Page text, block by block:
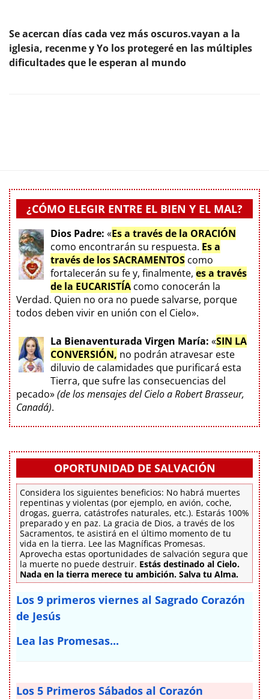
Se acercan días cada vez más oscuros.vayan a la
iglesia, recenme y Yo los protegeré en las múltiples
dificultades que le esperan al mundo
¿CÓMO ELEGIR ENTRE EL BIEN Y EL MAL?
Dios Padre: «Es a través de la ORACIÓN
como encontrarán su respuesta. Es a
través de los SACRAMENTOS como
fortalecerán su fe y, finalmente, es a través
de la EUCARISTÍA como conocerán la
Verdad. Quien no ora no puede salvarse, porque
todos deben vivir en unión con el Cielo».
La Bienaventurada Virgen María: «SIN LA
CONVERSIÓN, no podrán atravesar este
diluvio de calamidades que purificará esta
Tierra, que sufre las consecuencias del
pecado»(de los mensajes del Cielo a Robert Brasseur,
Canadá).
OPORTUNIDAD DE SALVACIÓN
Considera los siguientes beneficios: No habrá muertes
repentinas y violentas (por ejemplo, en avión, coche,
drogas, guerra, catástrofes naturales, etc.). Estarás 100%
preparado y en paz. La gracia de Dios, a través de los
Sacramentos, te asistirá en el último momento de tu
vida en la tierra. Lee las Magníficas Promesas.
Aprovecha estas oportunidades de salvación segura que
la muerte no puede destruir. Estás destinado al Cielo.
Nada en la tierra merece tu ambición. Salva tu Alma.
Los 9 primeros viernes al Sagrado Corazón
de Jesús
Lea las Promesas...
Los 5 Primeros Sábados al Corazón